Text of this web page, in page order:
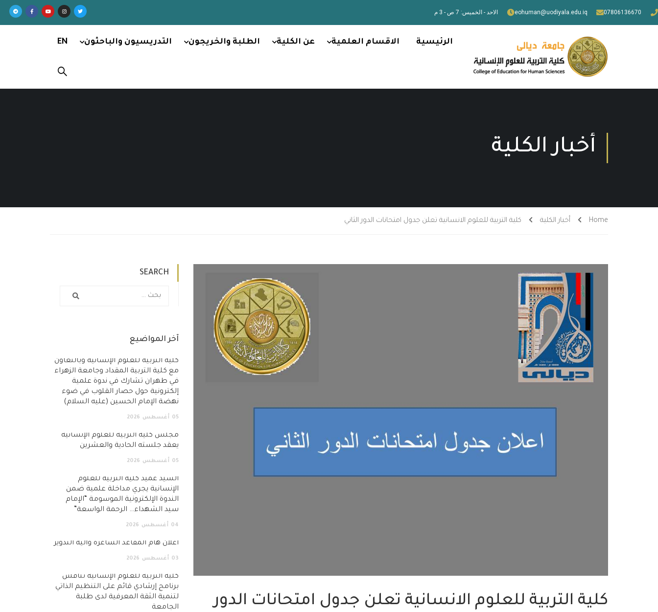
07806136670
eohuman@uodiyala.edu.iq الاحد - الخميس: 7 ص - 3 م
الرئيسية الاقسام العلمية عن الكلية الطلبة والخريجون التدريسيون والباحثون EN
أخبار الكلية
Home أخبار الكلية كلية التربية للعلوم الانسانية تعلن جدول امتحانات الدور الثاني
كلية التربية للعلوم الانسانية تعلن جدول امتحانات الدور
SEARCH
آخر المواضيع
كلية التربية للعلوم الإنسانية وبالتعاون
مع كلية التربية المقداد وجامعة الزهراء
في طهران تشارك في ندوة علمية
إلكترونية حول حصار القلوب في ضوء
نهضة الإمام الحسين (عليه السلام)
05 أغسطس 2026
مجلس كلية التربية للعلوم الإنسانية
يعقد جلسته الحادية والعشرين
05 أغسطس 2026
السيد عميد كلية التربية للعلوم
الإنسانية يجري مداخلة علمية ضمن
الندوة الإلكترونية الموسومة “الإمام
سيد الشهداء… الرحمة الواسعة”
04 أغسطس 2026
اعلان هام المقاعد الشاغرة وآلية التدوير
03 أغسطس 2026
كلية التربية للعلوم الإنسانية تناقش
برنامج إرشادي قائم على التنظيم الذاتي
لتنمية الثقة المعرفية لدى طلبة
الجامعة